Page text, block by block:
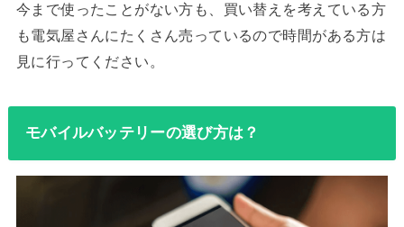
今まで使ったことがない方も、買い替えを考えている方
も電気屋さんにたくさん売っているので時間がある方は
見に行ってください。
モバイルバッテリーの選び方は？